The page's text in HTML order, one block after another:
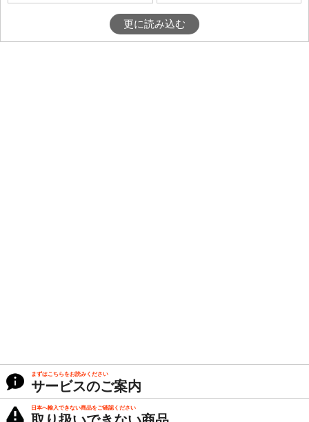
更に読み込む
まずはこちらをお読みください
サービスのご案内
日本へ輸入できない商品をご確認ください